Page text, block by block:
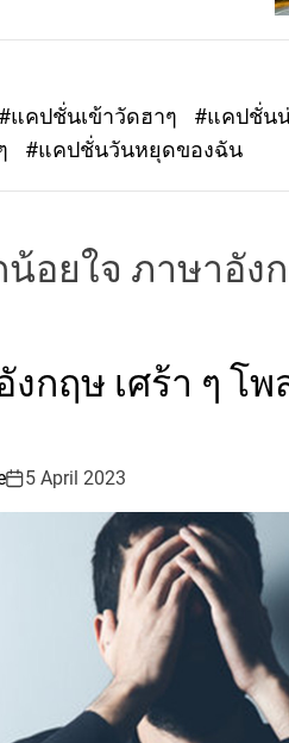
#แคปชั่นเข้าวัดฮาๆ #แคปชั่น
#แคปชั่นวันหยุดของฉัน
อยใจ ภาษาอัง
กฤษ เศร้า ๆ โ
5 April 2023